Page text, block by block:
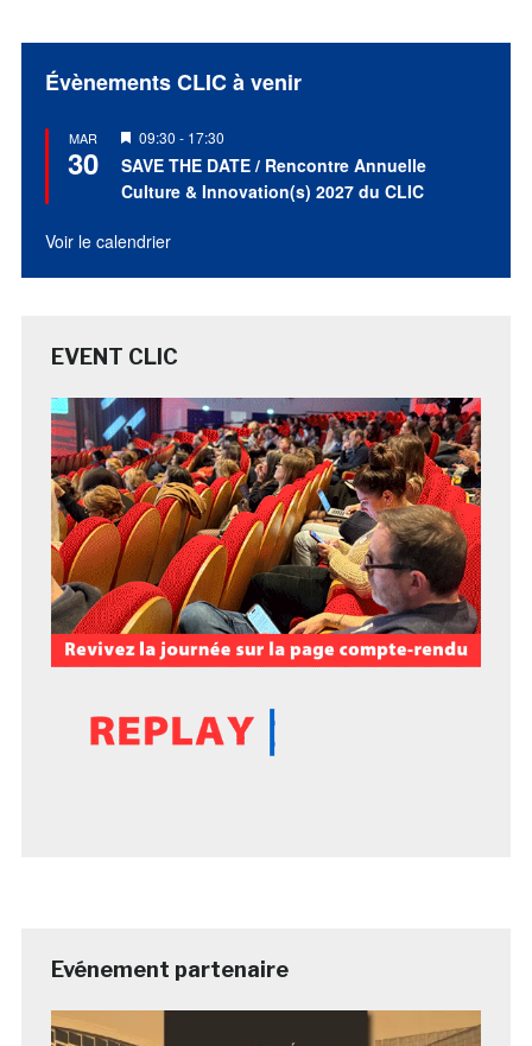
Évènements CLIC à venir
MAR
30
Mis
en
avant
09:30 - 17:30
SAVE THE DATE / Rencontre Annuelle
Culture & Innovation(s) 2027 du CLIC
Voir le calendrier
EVENT CLIC
Evénement partenaire